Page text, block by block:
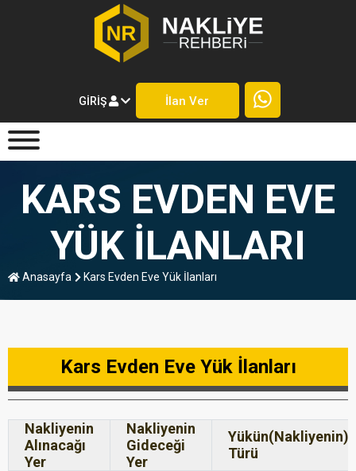
GIRIŞ İlan Ver
KARS EVDEN EVE
YÜK İLANLARI
Anasayfa Kars Evden Eve Yük İlanları
Kars Evden Eve Yük İlanları
Nakliyenin
Alınacağı
Yer
Nakliyenin
Gideceği
Yer
Yükün(Nakliyenin)
Türü